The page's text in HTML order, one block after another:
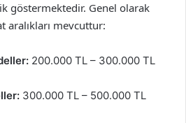
göstermektedir. Genel olarak
aralıkları mevcuttur:
200.000 TL – 300.000 TL
300.000 TL – 500.000 TL